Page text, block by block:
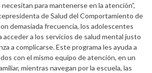
para mantenerse en la atención”,
de Salud del Comportamiento de
demasiada frecuencia, los adolescentes
acceder a los servicios de salud mental justo
a complicarse. Este programa les ayuda a
con el mismo equipo de atención, en un
mientras navegan por la escuela, las